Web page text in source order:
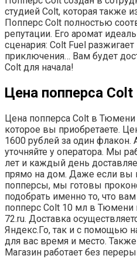
студией Colt, которая также
Попперс Colt полностью
репутации. Его аромат
сценария: Colt Fuel
приключения… Вам будет
Colt для начала!
Цена попперса
Цена попперса Colt в Тюмени
которое вы приобретаете.
1600 рублей за один флакон.
уточняйте у оператора. Мы
лет и каждый день
прямо на дом. Даже если вы
попперсы, мы готовы
подобрать именно то, что
попперс Colt 10 мл в Тюмени
72.ru. Доставка
Яндекс.Го, так и с помощью
для вас время и место.
Магазин работает без